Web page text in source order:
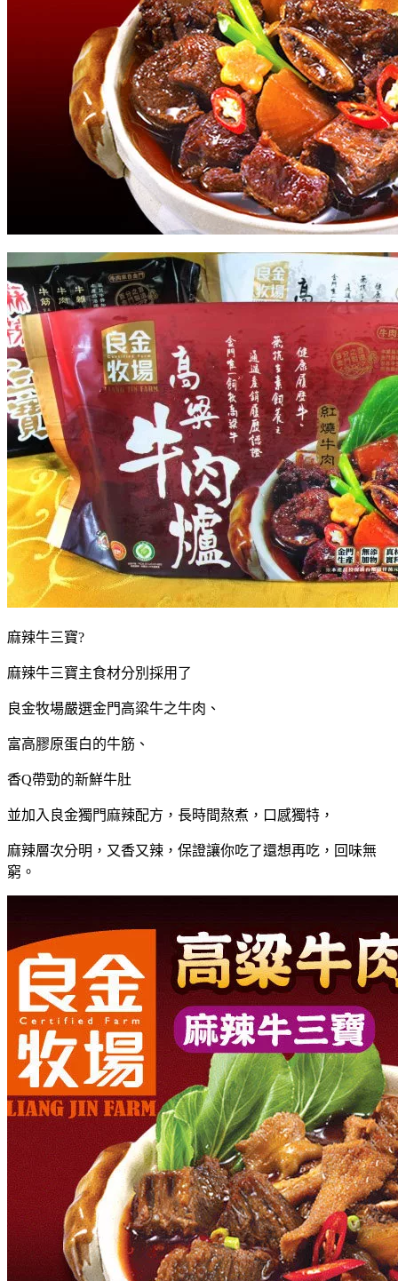
麻辣牛三寶?
麻辣牛三寶主食材分別採用了
良金牧場嚴選金門高粱牛之牛肉、
富高膠原蛋白的牛筋、
香Q帶勁的新鮮牛肚
並加入良金獨門麻辣配方，長時間熬煮，口感獨特，
麻辣層次分明，又香又辣，保證讓你吃了還想再吃，回味無
窮。